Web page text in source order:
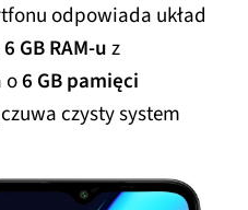
odpowiada układ
6 GB RAM-uz
o6 GB pamięci
czysty system